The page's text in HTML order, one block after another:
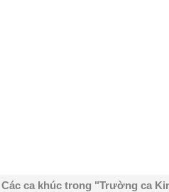
Các ca khúc trong "Trường ca